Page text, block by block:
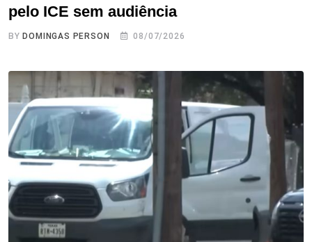
pelo ICE sem audiência
BYDOMINGAS PERSON 08/07/2026